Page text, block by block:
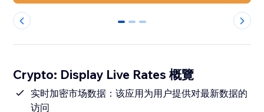
0 1 2
Crypto: Display Live Rates 概覽
实时加密市场数据：该应用为用户提供对最新数据的
访问